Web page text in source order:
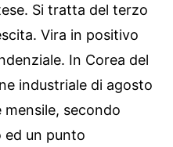
Si tratta del terzo
Vira in positivo
In Corea del
industriale di agosto
mensile, secondo
ed un punto